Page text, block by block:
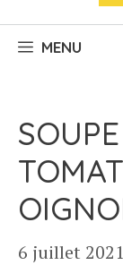
MENU
6 juillet 2021